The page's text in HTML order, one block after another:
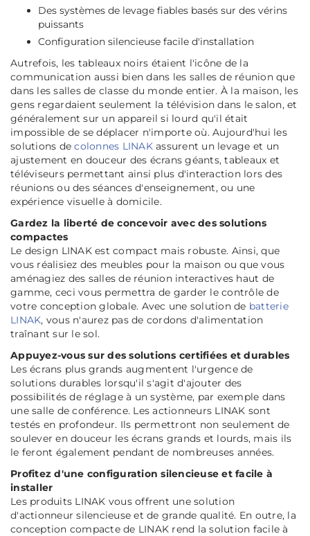
Des systèmes de levage fiables basés sur des vérins
puissants
Configuration silencieuse facile d'installation
Autrefois, les tableaux noirs étaient l'icône de la
communication aussi bien dans les salles de réunion que
dans les salles de classe du monde entier. À la maison, les
gens regardaient seulement la télévision dans le salon, et
généralement sur un appareil si lourd qu'il était
impossible de se déplacer n'importe où. Aujourd'hui les
solutions decolonnes LINAKassurent un levage et un
ajustement en douceur des écrans géants, tableaux et
téléviseurs permettant ainsi plus d'interaction lors des
réunions ou des séances d'enseignement, ou une
expérience visuelle à domicile.
Gardez la liberté de concevoir avec des solutions
compactes
Le design LINAK est compact mais robuste. Ainsi, que
vous réalisiez des meubles pour la maison ou que vous
aménagiez des salles de réunion interactives haut de
gamme, ceci vous permettra de garder le contrôle de
votre conception globale. Avec une solution de batterie
LINAK, vous n'aurez pas de cordons d'alimentation
traînant sur le sol.
Appuyez-vous sur des solutions certifiées et durables
Les écrans plus grands augmentent l'urgence de
solutions durables lorsqu'il s'agit d'ajouter des
possibilités de réglage à un système, par exemple dans
une salle de conférence. Les actionneurs LINAK sont
testés en profondeur. Ils permettront non seulement de
soulever en douceur les écrans grands et lourds, mais ils
le feront également pendant de nombreuses années.
Profitez d'une configuration silencieuse et facile à
installer
Les produits LINAK vous offrent une solution
d'actionneur silencieuse et de grande qualité. En outre, la
conception compacte de LINAK rend la solution facile à